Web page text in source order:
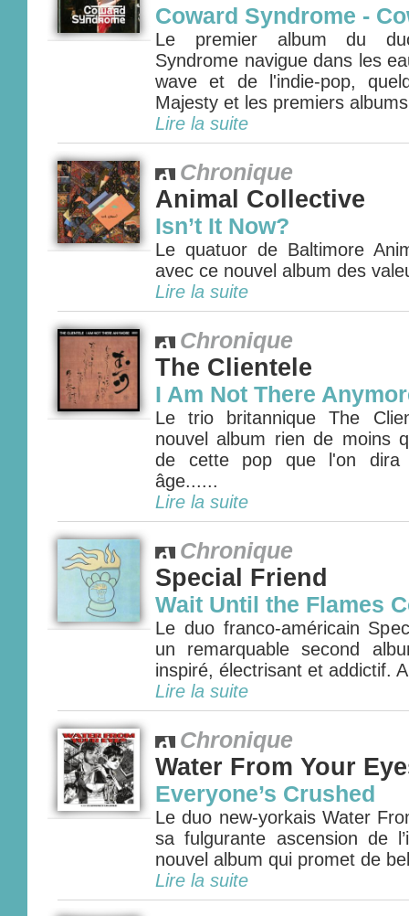
Coward Syndrome -
Le premier album du
Syndrome navigue dans les
wave et de l'indie-pop,
Majesty et les premiers
Lire la suite
Chronique
Animal Collective
Isn’t It Now?
Le quatuor de Baltimore
avec ce nouvel album des
Lire la suite
Chronique
The Clientele
I Am Not There
Le trio britannique The
nouvel album rien de moins
de cette pop que l'on dira
âge......
Lire la suite
Chronique
Special Friend
Wait Until the Flames
Le duo franco-américain
un remarquable second
inspiré, électrisant et addictif.
Lire la suite
Chronique
Water From Your
Everyone’s Crushed
Le duo new-yorkais Water
sa fulgurante ascension de
nouvel album qui promet de
Lire la suite